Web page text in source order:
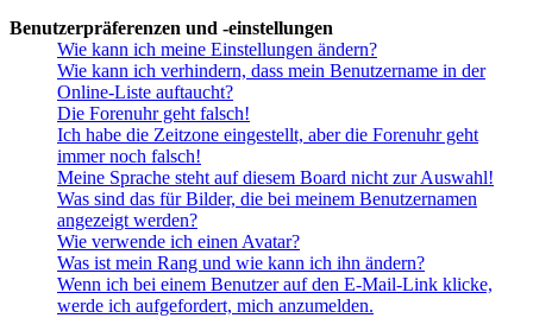
Benutzerpräferenzen und -einstellungen
Wie kann ich meine Einstellungen ändern?
Wie kann ich verhindern, dass mein Benutzername in der
Online-Liste auftaucht?
Die Forenuhr geht falsch!
Ich habe die Zeitzone eingestellt, aber die Forenuhr geht
immer noch falsch!
Meine Sprache steht auf diesem Board nicht zur Auswahl!
Was sind das für Bilder, die bei meinem Benutzernamen
angezeigt werden?
Wie verwende ich einen Avatar?
Was ist mein Rang und wie kann ich ihn ändern?
Wenn ich bei einem Benutzer auf den E-Mail-Link klicke,
werde ich aufgefordert, mich anzumelden.